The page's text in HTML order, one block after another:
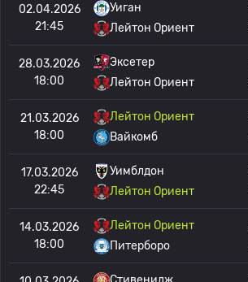
02.04.2026
21:45
Уиган
Лейтон Ориент
28.03.2026
18:00
Эксетер
Лейтон Ориент
21.03.2026
18:00
Лейтон Ориент
Вайкомб
17.03.2026
22:45
Уимблдон
Лейтон Ориент
14.03.2026
18:00
Лейтон Ориент
Питерборо